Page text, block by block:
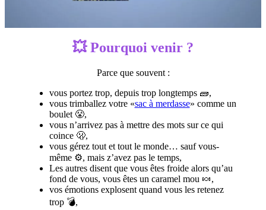
💥 Pourquoi venir ?
Parce que souvent :
vous portez trop, depuis trop longtemps 🧱,
vous trimballez votre «sac à merdasse» comme un
boulet 😤,
vous n’arrivez pas à mettre des mots sur ce qui
coince 🫢,
vous gérez tout et tout le monde… sauf vous-
même ⚙️, mais z’avez pas le temps,
Les autres disent que vous êtes froide alors qu’au
fond de vous, vous êtes un caramel mou 🍬,
vos émotions explosent quand vous les retenez
trop 💣,